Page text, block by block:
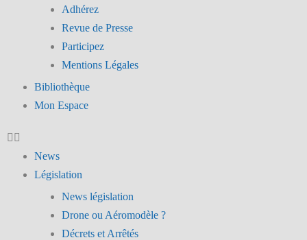
Adhérez
Revue de Presse
Participez
Mentions Légales
Bibliothèque
Mon Espace
News
Législation
News législation
Drone ou Aéromodèle ?
Décrets et Arrêtés